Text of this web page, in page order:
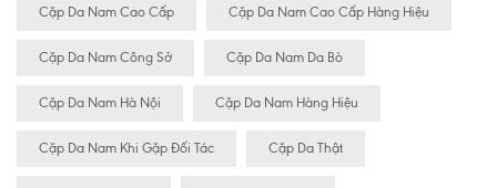
Cặp Da Nam Cao Cấp Cặp Da Nam Cao Cấp Hàng Hiệu
Cặp Da Nam Công Sở Cặp Da Nam Da Bò
Cặp Da Nam Hà Nội Cặp Da Nam Hàng Hiệu
Cặp Da Nam Khi Gặp Đối Tác Cặp Da Thật